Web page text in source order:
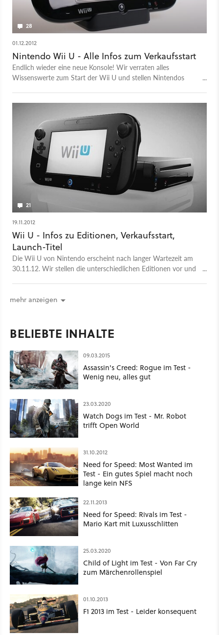
28
01.12.2012
Nintendo Wii U - Alle Infos zum Verkaufsstart
Endlich wieder eine neue Konsole! Wir verraten alles
Wissenswerte zum Start der Wii U und stellen Nintendos
21
19.11.2012
Wii U - Infos zu Editionen, Verkaufsstart,
Launch-Titel
Die Wii U von Nintendo erscheint nach langer Wartezeit am
30.11.12. Wir stellen die unterschiedlichen Editionen vor und
mehr anzeigen
BELIEBTE INHALTE
09.03.2015
Assassin's Creed: Rogue im Test -
Wenig neu, alles gut
23.03.2020
Watch Dogs im Test - Mr. Robot
trifft Open World
31.10.2012
Need for Speed: Most Wanted im
Test - Ein gutes Spiel macht noch
lange kein NFS
22.11.2013
Need for Speed: Rivals im Test -
Mario Kart mit Luxusschlitten
25.03.2020
Child of Light im Test - Von Far Cry
zum Märchenrollenspiel
01.10.2013
F1 2013 im Test - Leider konsequent